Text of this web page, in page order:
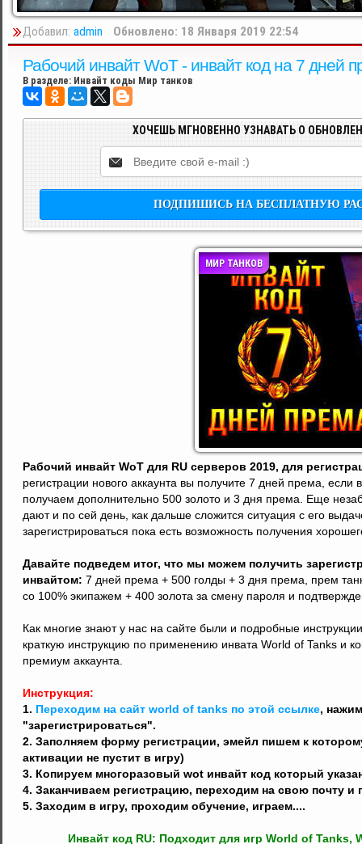
Добавил: admin Обновлено: 18 Января 2019 22:54
Рабочий инвайт WoT - инвайт код на 7 дней
В разделе: Инвайт коды Мир танков
ХОЧЕШЬ МГНОВЕННО УЗНАВАТЬ О
МИР ТАНКОВ
Рабочий инвайт WoT для RU серверов 2019, для
регистрации нового аккаунта вы получите 7 дней према,
получаем дополнительно 500 золото и 3 дня према. Еще
дают и по сей день, как дальше сложится ситуация с его
зарегистрироваться пока есть возможность получения
Давайте подведем итог, что мы можем получить
инвайтом: 7 дней према + 500 голды + 3 дня према, прем
со 100% экипажем + 400 золота за смену пароля и
Как многие знают у нас на сайте были и подробные
краткую инструкцию по применению инвата World of Tanks и
премиум аккаунта.
Инструкция:
1. Переходим на сайт world of tanks по этой ссылке,
"зарегистрироваться".
2. Заполняем форму регистрации, эмейл пишем к
активации не пустит в игру)
3. Копируем многоразовый wot инвайт код который
4. Заканчиваем регистрацию, переходим на свою почту и
5. Заходим в игру, проходим обучение, играем....
Инвайт код RU: Подходит для игр World of Tanks,